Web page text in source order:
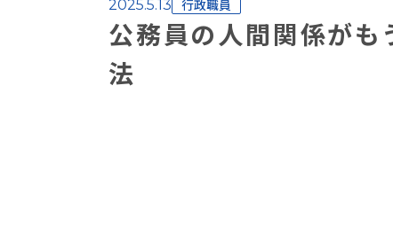
2025.5.13 行政職員
公務員の人間関係が
法